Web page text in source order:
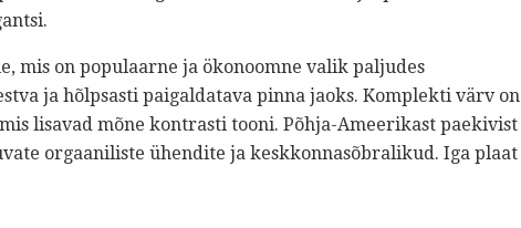
mis on populaarne ja ökonoomne valik paljudes
ja hõlpsasti paigaldatava pinna jaoks. Komplekti värv on
lisavad mõne kontrasti tooni. Põhja-Ameerikast paekivist
orgaaniliste ühendite ja keskkonnasõbralikud. Iga plaat